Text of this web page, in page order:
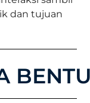
dan tujuan